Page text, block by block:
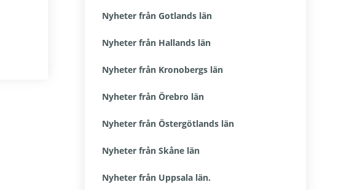
Nyheter från Gotlands län
Nyheter från Hallands län
Nyheter från Kronobergs län
Nyheter från Örebro län
Nyheter från Östergötlands län
Nyheter från Skåne län
Nyheter från Uppsala län.